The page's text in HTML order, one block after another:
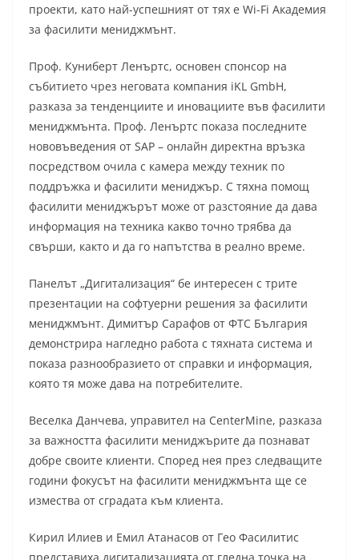
проекти, като най-успешният от тях е Wi-Fi Академия
за фасилити мениджмънт.
Проф. Куниберт Ленъртс, основен спонсор на
събитието чрез неговата компания iKL GmbH,
разказа за тенденциите и иновациите във фасилити
мениджмънта. Проф. Ленъртс показа последните
нововъведения от SAP – онлайн директна връзка
посредством очила с камера между техник по
поддръжка и фасилити мениджър. С тяхна помощ
фасилити мениджърът може от разстояние да дава
информация на техника какво точно трябва да
свърши, както и да го напътства в реално време.
Панелът „Дигитализация“ бе интересен с трите
презентации на софтуерни решения за фасилити
мениджмънт. Димитър Сарафов от ФТС България
демонстрира нагледно работа с тяхната система и
показа разнообразието от справки и информация,
която тя може дава на потребителите.
Веселка Данчева, управител на CenterMine, разказа
за важността фасилити мениджърите да познават
добре своите клиенти. Според нея през следващите
години фокусът на фасилити мениджмънта ще се
измества от сградата към клиента.
Кирил Илиев и Емил Атанасов от Гео Фасилитис